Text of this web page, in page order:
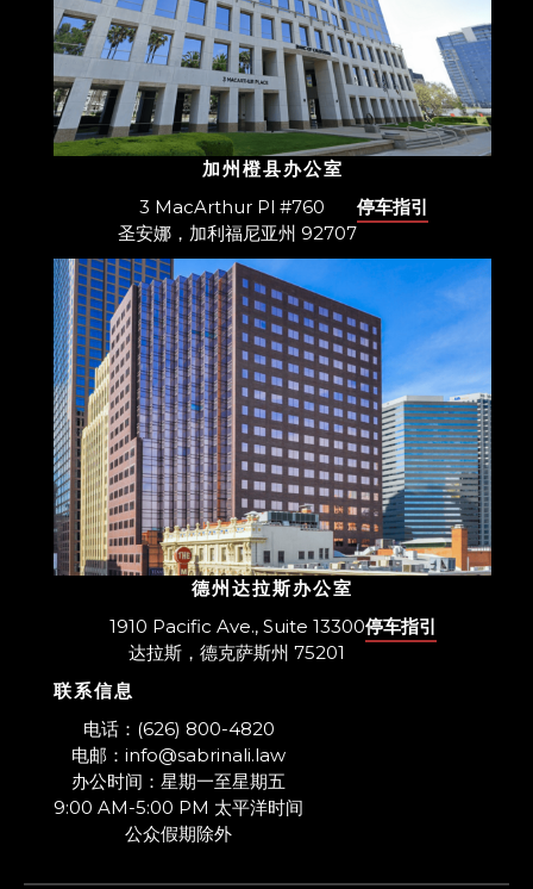
加州橙县办公室
3 MacArthur Pl #760
圣安娜，加利福尼亚州 92707
停车指引
德州达拉斯办公室
1910 Pacific Ave., Suite 13300
达拉斯，德克萨斯州 75201
停车指引
联系信息
​电话：(626) 800-4820
电邮：info@sabrinali.law
办公时间：星期一至星期五
9:00 AM-5:00 PM 太平洋时间
​公众假期除外